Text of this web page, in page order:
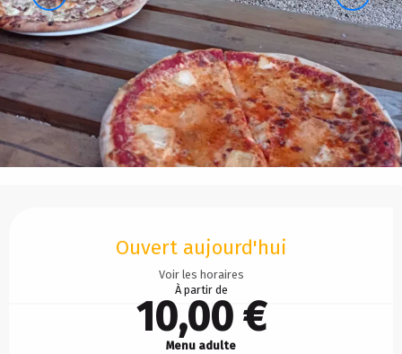
Ouvert aujourd'hui
Voir les horaires
À partir de
10,00 €
Menu adulte